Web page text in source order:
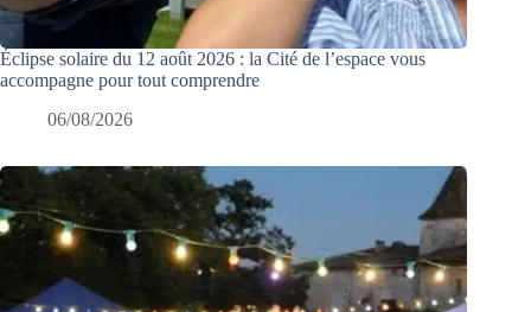
Éclipse solaire du 12 août 2026 : la Cité de l’espace vous
accompagne pour tout comprendre
06/08/2026